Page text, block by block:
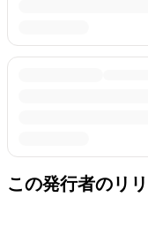
この発行者のリ